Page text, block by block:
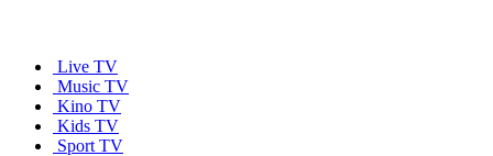
Live TV
Music TV
Kino TV
Kids TV
Sport TV